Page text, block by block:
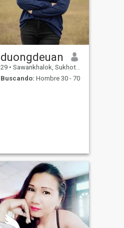
duongdeuan
29 • Sawankhalok, Sukhothai, Tailandia
Buscando: Hombre 30 - 70